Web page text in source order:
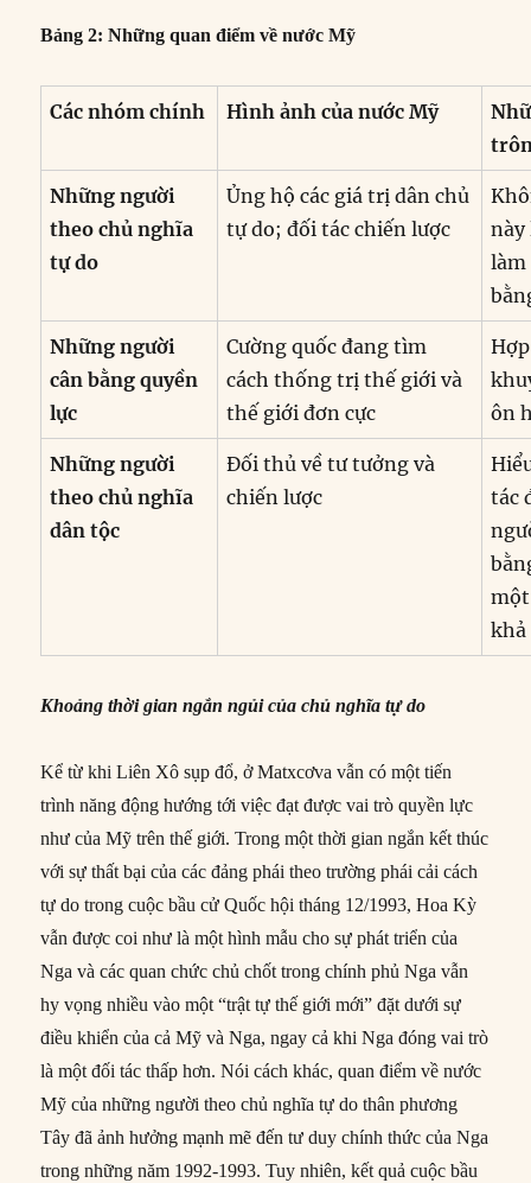
Bảng 2: Những quan điểm về nước Mỹ
Các nhóm chính Hình ảnh của nước Mỹ
Những người
theo chủ nghĩa
tự do
Ủng hộ các giá trị dân chủ
tự do; đối tác chiến lược
này
Những người
cân bằng quyền
lực
Cường quốc đang tìm
cách thống trị thế giới và
thế giới đơn cực
ôn
Những người
theo chủ nghĩa
dân tộc
Đối thủ về tư tưởng và
chiến lược
tác
khả
Khoảng thời gian ngắn ngủi của chủ nghĩa tự do
Kể từ khi Liên Xô sụp đổ, ở Matxcơva vẫn có một tiến
trình năng động hướng tới việc đạt được vai trò quyền lực
như của Mỹ trên thế giới. Trong một thời gian ngắn kết thúc
với sự thất bại của các đảng phái theo trường phái cải cách
tự do trong cuộc bầu cử Quốc hội tháng 12/1993, Hoa Kỳ
vẫn được coi như là một hình mẫu cho sự phát triển của
Nga và các quan chức chủ chốt trong chính phủ Nga vẫn
hy vọng nhiều vào một “trật tự thế giới mới” đặt dưới sự
điều khiển của cả Mỹ và Nga, ngay cả khi Nga đóng vai trò
là một đối tác thấp hơn. Nói cách khác, quan điểm về nước
Mỹ của những người theo chủ nghĩa tự do thân phương
Tây đã ảnh hưởng mạnh mẽ đến tư duy chính thức của Nga
trong những năm 1992-1993. Tuy nhiên, kết quả cuộc bầu